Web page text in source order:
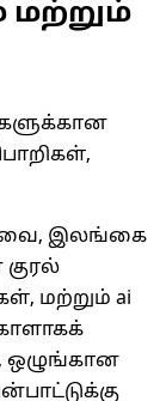
இலங்கை
மற்றும் ai
ஒழுங்கான